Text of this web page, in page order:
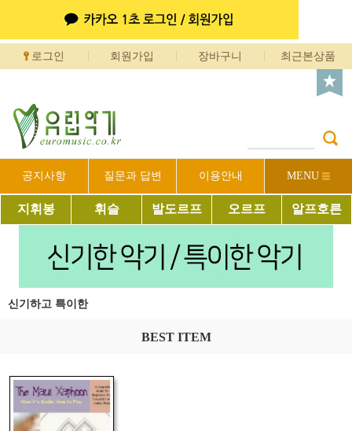
로그인 회원가입 장바구니 최근본상품
공지사항 질문과 답변 이용안내 MENU
지휘봉 휘슬 발도르프 오르프 알프호른
신기하고 특이한
BEST ITEM